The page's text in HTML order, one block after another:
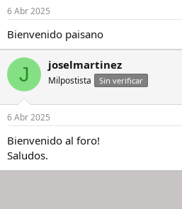
6 Abr 2025
Bienvenido paisano
J joselmartinez
Milpostista Sin verificar
6 Abr 2025
Bienvenido al foro!
Saludos.